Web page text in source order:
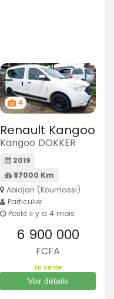
4
Renault Kangoo
Kangoo DOKKER
2019
87000 Km
Abidjan (Koumassi)
Particulier
Posté il y a 4 mois
6 900 000
FCFA
En vente
Voir détails